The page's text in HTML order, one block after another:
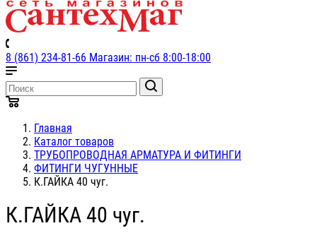
8 (861) 234-81-66 Магазин: пн-сб 8:00-18:00
Главная
Каталог товаров
ТРУБОПРОВОДНАЯ АРМАТУРА И ФИТИНГИ
ФИТИНГИ ЧУГУННЫЕ
К.ГАЙКА 40 чуг.
К.ГАЙКА 40 чуг.